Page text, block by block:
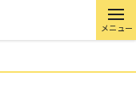
メニュー